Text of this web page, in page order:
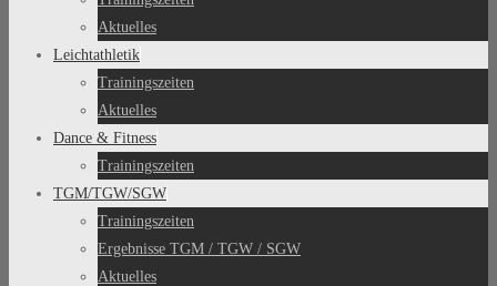
Aktuelles
Leichtathletik
Trainingszeiten
Aktuelles
Dance & Fitness
Trainingszeiten
TGM/TGW/SGW
Trainingszeiten
Ergebnisse TGM / TGW / SGW
Aktuelles